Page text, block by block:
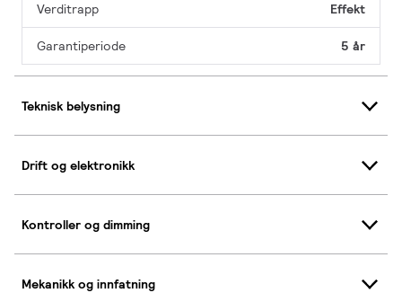
Verditrapp Effekt
Garantiperiode 5 år
Teknisk belysning
Drift og elektronikk
Kontroller og dimming
Mekanikk og innfatning